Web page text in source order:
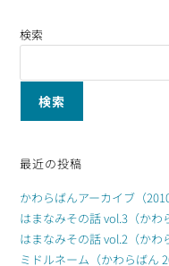
検索
検索
最近の投稿
かわらばんアーカイブ（
はまなみその話 vol.3（かわ
はまなみその話 vol.2（かわ
ミドルネーム（かわらばん